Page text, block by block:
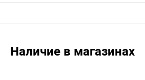
Наличие в магазинах